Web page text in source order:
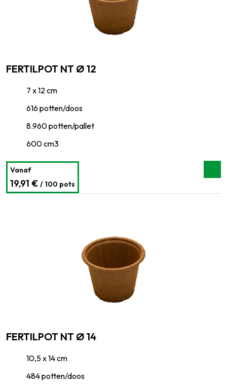
FERTILPOT NT Ø 12
7 x 12 cm
616 potten/doos
8.960 potten/pallet
600 cm3
Vanaf
19,91 € / 100 pots
FERTILPOT NT Ø 14
10,5 x 14 cm
484 potten/doos